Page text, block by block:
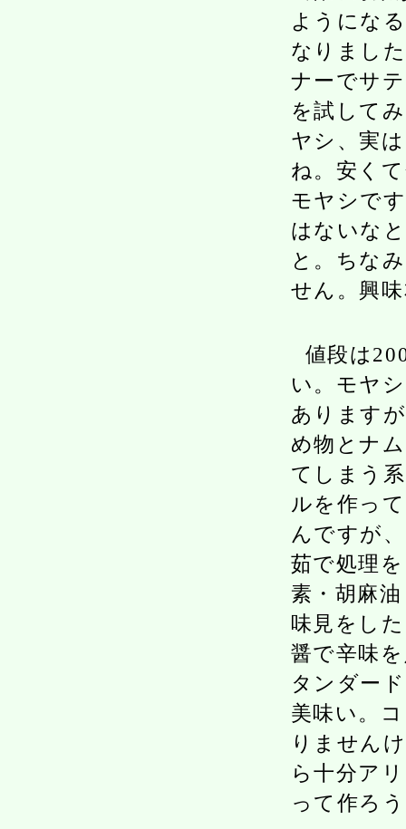
ようにな
なりまし
ナーでサ
を試して
ヤシ、実
ね。安く
モヤシで
はないな
と。ちな
せん。興
値段は
い。モヤ
あります
め物とナ
てしまう
ルを作っ
んですが
茹で処理
素・胡麻
味見をし
醤で辛味
タンダー
美味い。
りません
ら十分ア
って作ろ